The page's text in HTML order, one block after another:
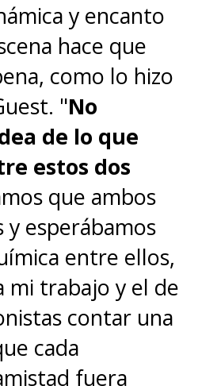
y encanto
hace que
como lo hizo
"No
de lo que
estos dos
que ambos
esperábamos
entre ellos,
mi trabajo y el de
contar una
cada
fuera